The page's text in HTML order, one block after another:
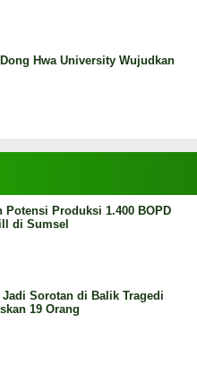
Hwa University Wujudkan
Potensi Produksi 1.400 BOPD
di Sumsel
Sorotan di Balik Tragedi
19 Orang